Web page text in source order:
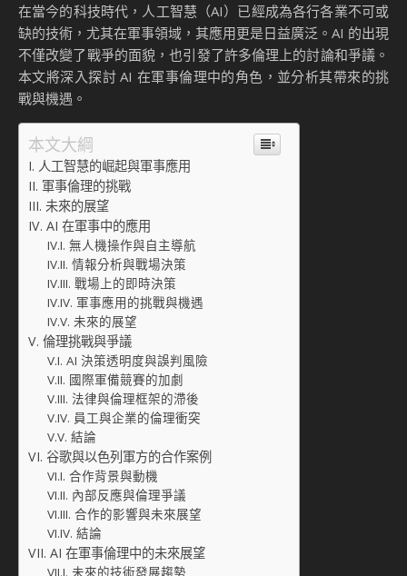
在當今的科技時代，人工智慧（AI）已經成為各行各業不可或
缺的技術，尤其在軍事領域，其應用更是日益廣泛。AI 的出現
不僅改變了戰爭的面貌，也引發了許多倫理上的討論和爭議。
本文將深入探討 AI 在軍事倫理中的角色，並分析其帶來的挑
戰與機遇。
本文大綱
人工智慧的崛起與軍事應用
軍事倫理的挑戰
未來的展望
AI 在軍事中的應用
無人機操作與自主導航
情報分析與戰場決策
戰場上的即時決策
軍事應用的挑戰與機遇
未來的展望
倫理挑戰與爭議
AI 決策透明度與誤判風險
國際軍備競賽的加劇
法律與倫理框架的滯後
員工與企業的倫理衝突
結論
谷歌與以色列軍方的合作案例
合作背景與動機
內部反應與倫理爭議
合作的影響與未來展望
結論
AI 在軍事倫理中的未來展望
未來的技術發展趨勢